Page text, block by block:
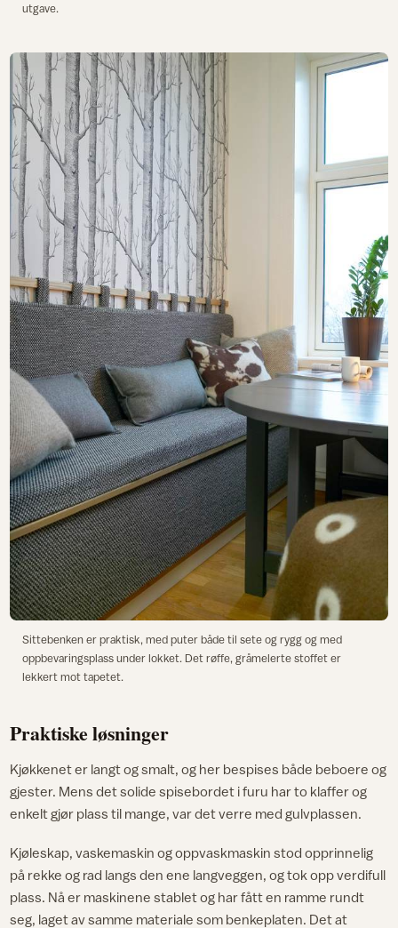
utgave.
Sittebenken er praktisk, med puter både til sete og rygg og med
oppbevaringsplass under lokket. Det røffe, gråmelerte stoffet er
lekkert mot tapetet.
Praktiske løsninger
Kjøkkenet er langt og smalt, og her bespises både beboere og
gjester. Mens det solide spisebordet i furu har to klaffer og
enkelt gjør plass til mange, var det verre med gulvplassen.
Kjøleskap, vaskemaskin og oppvaskmaskin stod opprinnelig
på rekke og rad langs den ene langveggen, og tok opp verdifull
plass. Nå er maskinene stablet og har fått en ramme rundt
seg, laget av samme materiale som benkeplaten. Det at